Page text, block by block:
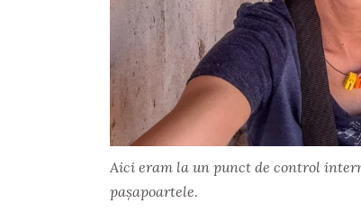
Aici eram la un punct de control
pașapoartele.